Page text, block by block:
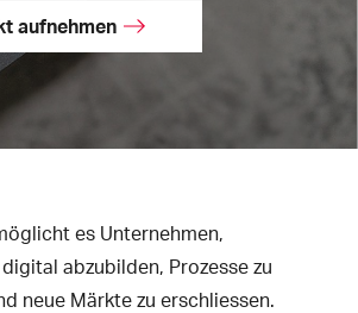
aufnehmen
es Unternehmen,
abzubilden, Prozesse zu
neue Märkte zu erschliessen.